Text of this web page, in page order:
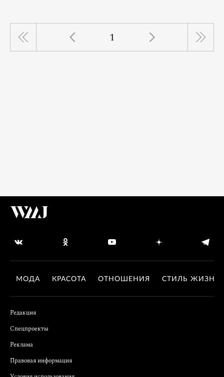
1
МОДА КРАСОТА ОТНОШЕНИЯ СТИЛЬ ЖИЗНИ
Редакция
Спецпроекты
Реклама
Правовая информация